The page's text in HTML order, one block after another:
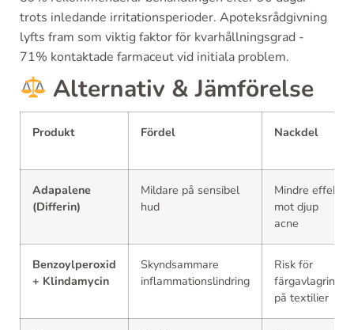
trots inledande irritationsperioder. Apoteksrådgivning
lyfts fram som viktig faktor för kvarhållningsgrad -
71% kontaktade farmaceut vid initiala problem.
Alternativ & Jämförelse
Produkt Fördel Nackdel
Adapalene
(Differin)
Mildare på sensibel
hud
Mindre effekt
mot djup
acne
Benzoylperoxid
+ Klindamycin
Skyndsammare
inflammationslindring
Risk för
färgavlagring
på textilier